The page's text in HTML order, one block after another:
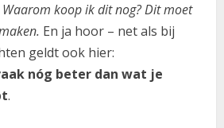
Waarom koop ik dit nog? Dit moet
En ja hoor – net als bij
geldt ook hier:
nóg beter dan wat je
.